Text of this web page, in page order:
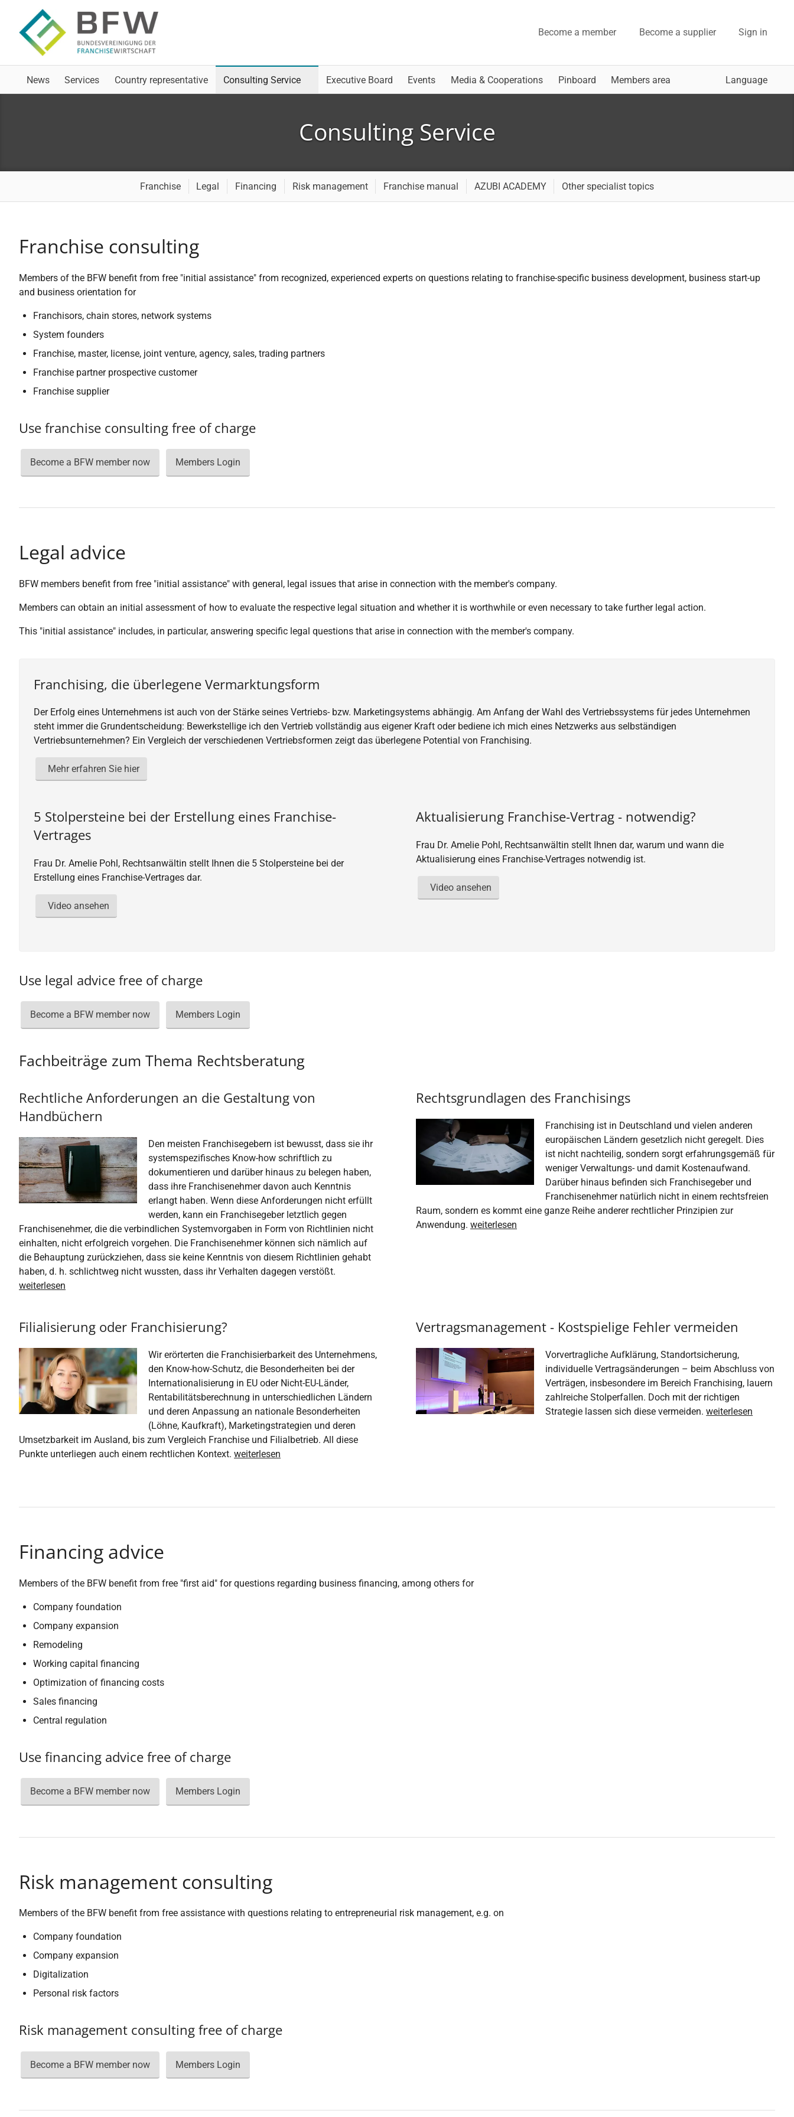
Skip to main navigation
Skip to main content
Skip to page footer
Become a member Become a supplier Sign in
News Services Country representative Consulting Service Executive Board Events Media & Cooperations Pinboard Members area Language
Consulting Service
Franchise Legal Financing Risk management Franchise manual AZUBI ACADEMY Other specialist topics
Franchise consulting
Members of the BFW benefit from free "initial assistance" from recognized, experienced experts on questions relating to franchise-specific business development, business start-up
and business orientation for
Franchisors, chain stores, network systems
System founders
Franchise, master, license, joint venture, agency, sales, trading partners
Franchise partner prospective customer
Franchise supplier
Use franchise consulting free of charge
Become a BFW member now Members Login
Legal advice
BFW members benefit from free "initial assistance" with general, legal issues that arise in connection with the member's company.
Members can obtain an initial assessment of how to evaluate the respective legal situation and whether it is worthwhile or even necessary to take further legal action.
This "initial assistance" includes, in particular, answering specific legal questions that arise in connection with the member's company.
Franchising, die überlegene Vermarktungsform
Der Erfolg eines Unternehmens ist auch von der Stärke seines Vertriebs- bzw. Marketingsystems abhängig. Am Anfang der Wahl des Vertriebssystems für jedes Unternehmen
steht immer die Grundentscheidung: Bewerkstellige ich den Vertrieb vollständig aus eigener Kraft oder bediene ich mich eines Netzwerks aus selbständigen
Vertriebsunternehmen? Ein Vergleich der verschiedenen Vertriebsformen zeigt das überlegene Potential von Franchising.
Mehr erfahren Sie hier
5 Stolpersteine bei der Erstellung eines Franchise-
Vertrages
Frau Dr. Amelie Pohl, Rechtsanwältin stellt Ihnen die 5 Stolpersteine bei der
Erstellung eines Franchise-Vertrages dar.
Video ansehen
Aktualisierung Franchise-Vertrag - notwendig?
Frau Dr. Amelie Pohl, Rechtsanwältin stellt Ihnen dar, warum und wann die
Aktualisierung eines Franchise-Vertrages notwendig ist.
Video ansehen
Use legal advice free of charge
Become a BFW member now Members Login
Fachbeiträge zum Thema Rechtsberatung
Rechtliche Anforderungen an die Gestaltung von
Handbüchern
Den meisten Franchisegebern ist bewusst, dass sie ihr
systemspezifisches Know-how schriftlich zu
dokumentieren und darüber hinaus zu belegen haben,
dass ihre Franchisenehmer davon auch Kenntnis
erlangt haben. Wenn diese Anforderungen nicht erfüllt
werden, kann ein Franchisegeber letztlich gegen
Franchisenehmer, die die verbindlichen Systemvorgaben in Form von Richtlinien nicht
einhalten, nicht erfolgreich vorgehen. Die Franchisenehmer können sich nämlich auf
die Behauptung zurückziehen, dass sie keine Kenntnis von diesem Richtlinien gehabt
haben, d. h. schlichtweg nicht wussten, dass ihr Verhalten dagegen verstößt.
weiterlesen
Rechtsgrundlagen des Franchisings
Franchising ist in Deutschland und vielen anderen
europäischen Ländern gesetzlich nicht geregelt. Dies
ist nicht nachteilig, sondern sorgt erfahrungsgemäß für
weniger Verwaltungs- und damit Kostenaufwand.
Darüber hinaus befinden sich Franchisegeber und
Franchisenehmer natürlich nicht in einem rechtsfreien
Raum, sondern es kommt eine ganze Reihe anderer rechtlicher Prinzipien zur
Anwendung. weiterlesen
Filialisierung oder Franchisierung?
Wir erörterten die Franchisierbarkeit des Unternehmens,
den Know-how-Schutz, die Besonderheiten bei der
Internationalisierung in EU oder Nicht-EU-Länder,
Rentabilitätsberechnung in unterschiedlichen Ländern
und deren Anpassung an nationale Besonderheiten
(Löhne, Kaufkraft), Marketingstrategien und deren
Umsetzbarkeit im Ausland, bis zum Vergleich Franchise und Filialbetrieb. All diese
Punkte unterliegen auch einem rechtlichen Kontext. weiterlesen
Vertragsmanagement - Kostspielige Fehler vermeiden
Vorvertragliche Aufklärung, Standortsicherung,
individuelle Vertragsänderungen – beim Abschluss von
Verträgen, insbesondere im Bereich Franchising, lauern
zahlreiche Stolperfallen. Doch mit der richtigen
Strategie lassen sich diese vermeiden.weiterlesen
Financing advice
Members of the BFW benefit from free "first aid" for questions regarding business financing, among others for
Company foundation
Company expansion
Remodeling
Working capital financing
Optimization of financing costs
Sales financing
Central regulation
Use financing advice free of charge
Become a BFW member now Members Login
Risk management consulting
Members of the BFW benefit from free assistance with questions relating to entrepreneurial risk management, e.g. on
Company foundation
Company expansion
Digitalization
Personal risk factors
Risk management consulting free of charge
Become a BFW member now Members Login